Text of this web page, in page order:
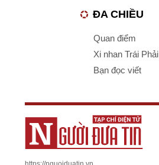
ĐA CHIỀU
Quan điểm
Xi nhan Trái Phải
Bạn đọc viết